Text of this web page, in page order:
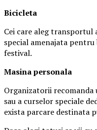
Bicicleta
Cei care aleg
special amenajata
festival.
Masinapersonala
Organizatorii
sau a curselor speciale
exista parcare destinata